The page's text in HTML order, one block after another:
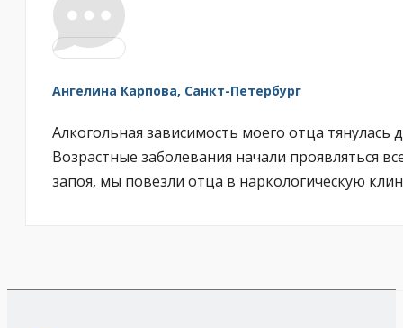
Ангелина Карпова, Санкт-Петербург
Алкогольная зависимость моего отца
Возрастные заболевания начали проявляться
запоя, мы повезли отца в наркологическую